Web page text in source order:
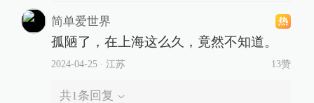
简单爱世界
孤陋了，在上海这么久，竟然不知道。
2024-04-25∙ 江苏 13赞
共1 条回复